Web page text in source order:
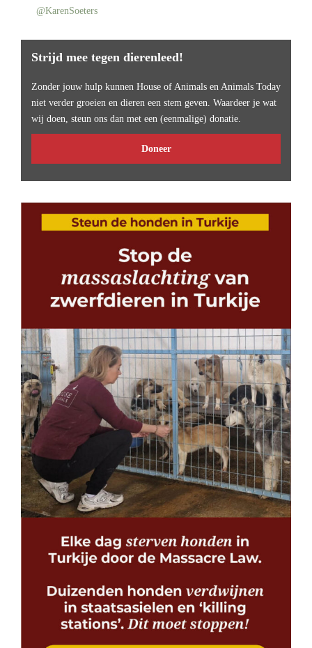
@KarenSoeters
Strijd mee tegen dierenleed!
Zonder jouw hulp kunnen House of Animals en Animals Today
niet verder groeien en dieren een stem geven. Waardeer je wat
wij doen, steun ons dan met een (eenmalige) donatie.
Doneer